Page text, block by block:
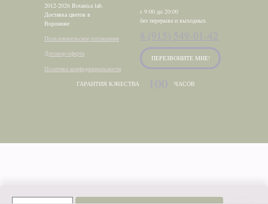
2012-2026 Botanica lab.
Доставка цветов в
Воронеже
Договор-оферта
Пользовательское соглашение
Политика конфеденциальности
ПЕРЕЗВОНИТЕ МНЕ!
ГАРАНТИЯ КАЧЕСТВА ЧАСОВ
с 9:00 до 20:00
без перерыва и выходных